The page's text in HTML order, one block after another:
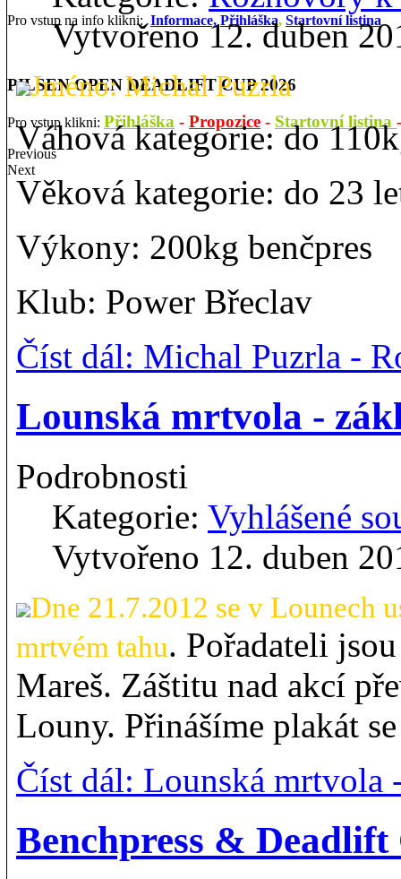
Pro vstup na info klikni: Informace, Přihláška, Startovní listina
PILSEN OPEN DEADLIFT CUP 2026
Pro vstup klikni: Přihláška - Propozice - Startovní listina
Previous
Next
Vytvořeno 12. duben
Jméno: Michal Puzrla
Váhová kategorie: do
Věková kategorie: do 23
Výkony: 200kg benčpres
Klub: Power Břeclav
Číst dál: Michal Puzrla -
Lounská mrtvola -
Podrobnosti
Kategorie: Vyhlášené
Vytvořeno 12. duben
Dne 21.7.2012 se v Lounech
mrtvém tahu. Pořadateli
Mareš. Záštitu nad akcí
Louny. Přinášíme plakát
Číst dál: Lounská mrtvola
Benchpress &